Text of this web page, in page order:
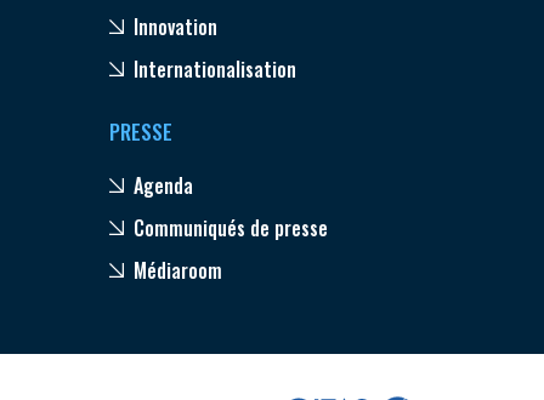
Innovation
Internationalisation
PRESSE
Agenda
Communiqués de presse
Médiaroom